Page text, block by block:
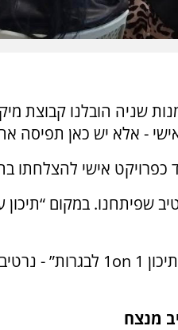
שניה הובלנו קבוצת
- אלא יש כאן תפיסה
כפרויקט אישי להצלחתו
שפיתחנו. במקום “תיכון
1
on
1 לבגרות” -
מנצח